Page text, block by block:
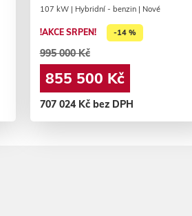
107 kW | Hybridní - benzin | Nové
!AKCE SRPEN! -14 %
995 000 Kč
855 500 Kč
707 024 Kč bez DPH